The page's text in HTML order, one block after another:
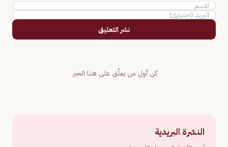
نشر التعليق
كن أول من يعلّق على هذا الخبر.
النشرة البريدية